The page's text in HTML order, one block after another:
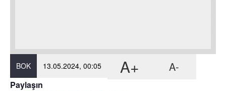
BOK 13.05.2024, 00:05 A+ A-
Paylaşın